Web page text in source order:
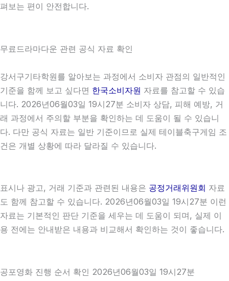
펴보는 편이 안전합니다.
무료드라마다운 관련 공식 자료 확인
강서구기타학원를 알아보는 과정에서 소비자 관점의 일반적인
기준을 함께 보고 싶다면 한국소비자원 자료를 참고할 수 있습
니다. 2026년06월03일 19시27분 소비자 상담, 피해 예방, 거
래 과정에서 주의할 부분을 확인하는 데 도움이 될 수 있습니
다. 다만 공식 자료는 일반 기준이므로 실제 테이블축구게임 조
건은 개별 상황에 따라 달라질 수 있습니다.
표시나 광고, 거래 기준과 관련된 내용은 공정거래위원회 자료
도 함께 참고할 수 있습니다. 2026년06월03일 19시27분 이런
자료는 기본적인 판단 기준을 세우는 데 도움이 되며, 실제 이
용 전에는 안내받은 내용과 비교해서 확인하는 것이 좋습니다.
공포영화 진행 순서 확인 2026년06월03일 19시27분